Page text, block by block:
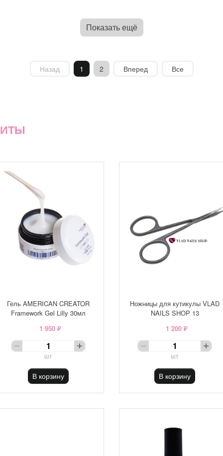
Показать ещё
Назад 1 2 Вперед Все
Гель AMERICAN CREATOR
Framework Gel Lilly 30мл
1 950 ₽
шт
В корзину
Ножницы для кутикулы VLAD
NAILS SHOP 13
1 200 ₽
шт
В корзину